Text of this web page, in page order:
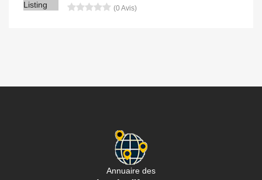
(0 Avis)
Annuaire des